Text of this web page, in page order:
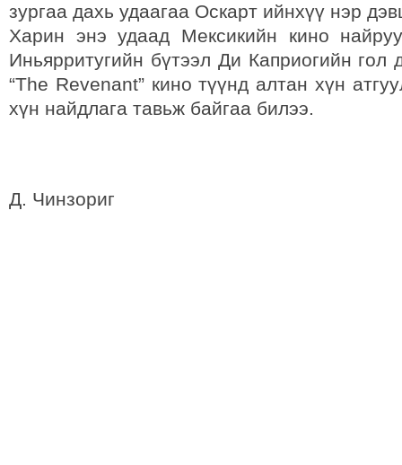
зургаа дахь удаагаа Оскарт ийнхүү нэр
Харин энэ удаад Мексикийн кино
Иньярритугийн бүтээл Ди Каприогийн гол
“The Revenant” кино түүнд алтан хүн
хүн найдлага тавьж байгаа билээ.
Д. Чинзориг